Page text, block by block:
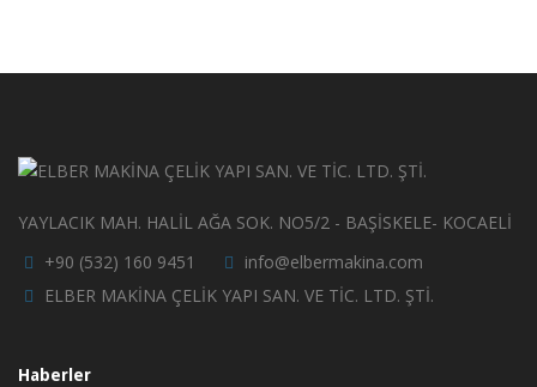
YAYLACIK MAH. HALİL AĞA SOK. NO5/2 - BAŞİSKELE- KOCAELİ
+90 (532) 160 9451
info@elbermakina.com
ELBER MAKİNA ÇELİK YAPI SAN. VE TİC. LTD. ŞTİ.
Haberler